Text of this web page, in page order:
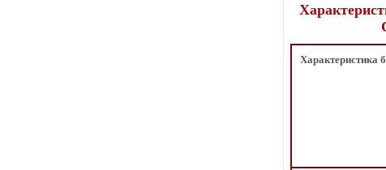
Характеристика